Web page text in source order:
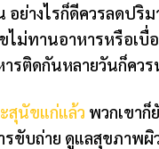
ย่างไรก็ดีควรลดปริ
ทานอาหารหรือเบื่
ารติดกันหลายวันก็ค
สุนัขแก่แล้ว พวกเขาก็
รขับถ่าย ดูแลสุขภาพ